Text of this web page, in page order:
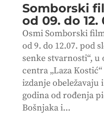
Somborski
od 09. do 12.
Osmi Somborski
od 9. do 12.07. pod
senke stvarnosti“,
centra „Laza
izdanje obeležavaju
godina od rođenja
Bošnjaka i...